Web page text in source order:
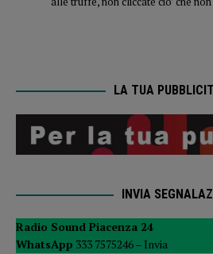
LA TUA
INVIA
Radio Sound Piacenza 24
WhatsApp 333 7575246 – Invia